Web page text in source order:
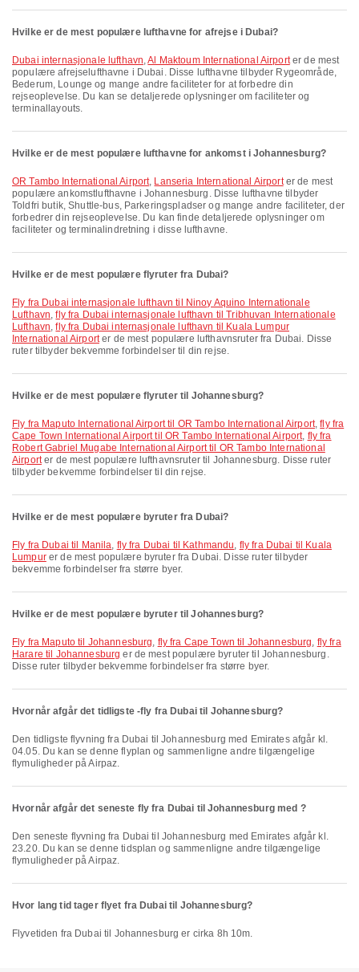
Hvilke er de mest populære lufthavne for afrejse i Dubai?
Dubai internasjonale lufthavn,Al Maktoum International Airporter de mest
populære afrejselufthavne i Dubai. Disse lufthavne tilbyder Rygeområde,
Bederum, Lounge og mange andre faciliteter for at forbedre din
rejseoplevelse. Du kan se detaljerede oplysninger om faciliteter og
terminallayouts.
Hvilke er de mest populære lufthavne for ankomst i Johannesburg?
OR Tambo International Airport, Lanseria International Airporter de mest
populære ankomstlufthavne i Johannesburg. Disse lufthavne tilbyder
Toldfri butik, Shuttle-bus, Parkeringspladser og mange andre faciliteter, der
forbedrer din rejseoplevelse. Du kan finde detaljerede oplysninger om
faciliteter og terminalindretning i disse lufthavne.
Hvilke er de mest populære flyruter fra Dubai?
fly fra Dubai internasjonale lufthavn til Ninoy Aquino Internationale
Lufthavn,fly fra Dubai internasjonale lufthavn til Tribhuvan Internationale
Lufthavn,fly fra Dubai internasjonale lufthavn til Kuala Lumpur
International Airporter de mest populære lufthavnsruter fra Dubai. Disse
ruter tilbyder bekvemme forbindelser til din rejse.
Hvilke er de mest populære flyruter til Johannesburg?
fly fra Maputo International Airport til OR Tambo International Airport,fly fra
Cape Town International Airport til OR Tambo International Airport, fly fra
Robert Gabriel Mugabe International Airport til OR Tambo International
Airporter de mest populære lufthavnsruter til Johannesburg. Disse ruter
tilbyder bekvemme forbindelser til din rejse.
Hvilke er de mest populære byruter fra Dubai?
fly fra Dubai til Manila, fly fra Dubai til Kathmandu, fly fra Dubai til Kuala
Lumpurer de mest populære byruter fra Dubai. Disse ruter tilbyder
bekvemme forbindelser fra større byer.
Hvilke er de mest populære byruter til Johannesburg?
fly fra Maputo til Johannesburg, fly fra Cape Town til Johannesburg, fly fra
Harare til Johannesburg er de mest populære byruter til Johannesburg.
Disse ruter tilbyder bekvemme forbindelser fra større byer.
Hvornår afgår det tidligste -fly fra Dubai til Johannesburg?
Den tidligste flyvning fra Dubai til Johannesburg med Emirates afgår kl.
04.05. Du kan se denne flyplan og sammenligne andre tilgængelige
flymuligheder på Airpaz.
Hvornår afgår det seneste fly fra Dubai til Johannesburg med ?
Den seneste flyvning fra Dubai til Johannesburg med Emirates afgår kl.
23.20. Du kan se denne tidsplan og sammenligne andre tilgængelige
flymuligheder på Airpaz.
Hvor lang tid tager flyet fra Dubai til Johannesburg?
Flyvetiden fra Dubai til Johannesburg er cirka 8h 10m.